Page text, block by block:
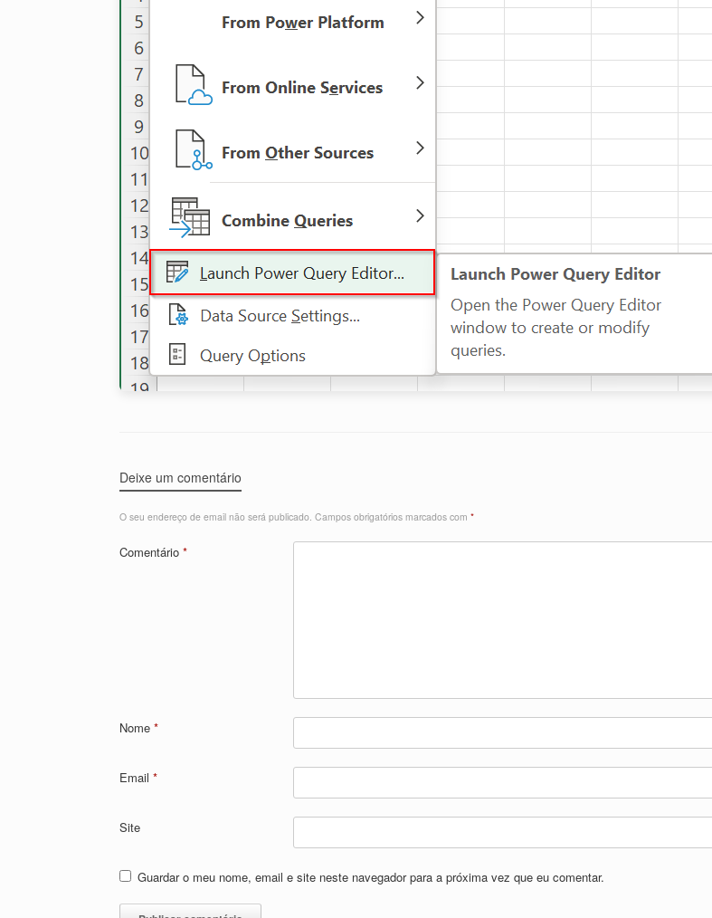
Deixe um comentário
O seu endereço de email não será publicado. Campos obrigatórios marcados com *
Comentário *
Nome *
Email *
Site
Guardar o meu nome, email e site neste navegador para a próxima vez que eu comentar.